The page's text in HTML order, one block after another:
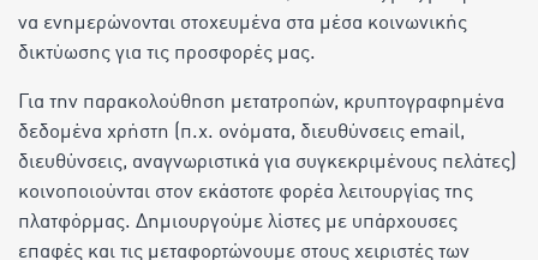
να ενημερώνονται στοχευμένα στα μέσα κοινωνικής
δικτύωσης για τις προσφορές μας.
Για την παρακολούθηση μετατροπών, κρυπτογραφημένα
δεδομένα χρήστη (π.χ. ονόματα, διευθύνσεις email,
διευθύνσεις, αναγνωριστικά για συγκεκριμένους πελάτες)
κοινοποιούνται στον εκάστοτε φορέα λειτουργίας της
πλατφόρμας. Δημιουργούμε λίστες με υπάρχουσες
επαφές και τις μεταφορτώνουμε στους χειριστές των